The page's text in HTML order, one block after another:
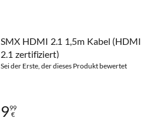
SMX HDMI 2.1 1,5m Kabel (HDMI
2.1 zertifiziert)
Sei der Erste, der dieses Produkt bewertet
999
€